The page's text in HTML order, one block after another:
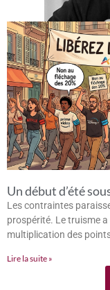
Un début d’été
Les contraintes
prospérité. Le truisme a
multiplication des
Lire la suite »